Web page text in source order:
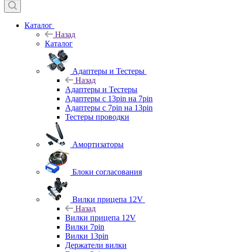
Каталог
Назад
Каталог
Адаптеры и Тестеры
Назад
Адаптеры и Тестеры
Адаптеры с 13pin на 7pin
Адаптеры с 7pin на 13pin
Тестеры проводки
Амортизаторы
Блоки согласования
Вилки прицепа 12V
Назад
Вилки прицепа 12V
Вилки 7pin
Вилки 13pin
Держатели вилки